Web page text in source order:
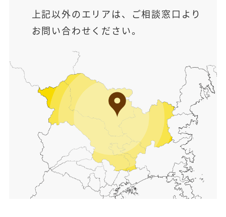
上記以外のエリアは、ご相談窓口より
お問い合わせください。